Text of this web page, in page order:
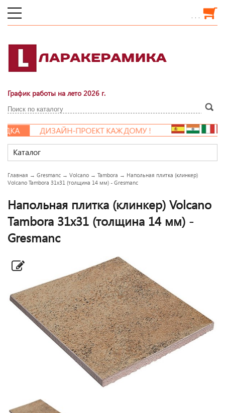
. . .
График работы на лето 2026 г.
ДИЗАЙН-ПРОЕКТ КАЖДОМУ !
Каталог
Главная → Gresmanc → Volcano → Tambora → Напольная плитка (клинкер)
Volcano Tambora 31x31 (толщина 14 мм) - Gresmanc
Напольная плитка (клинкер) Volcano
Tambora 31x31 (толщина 14 мм) -
Gresmanc